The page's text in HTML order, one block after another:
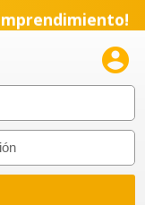
